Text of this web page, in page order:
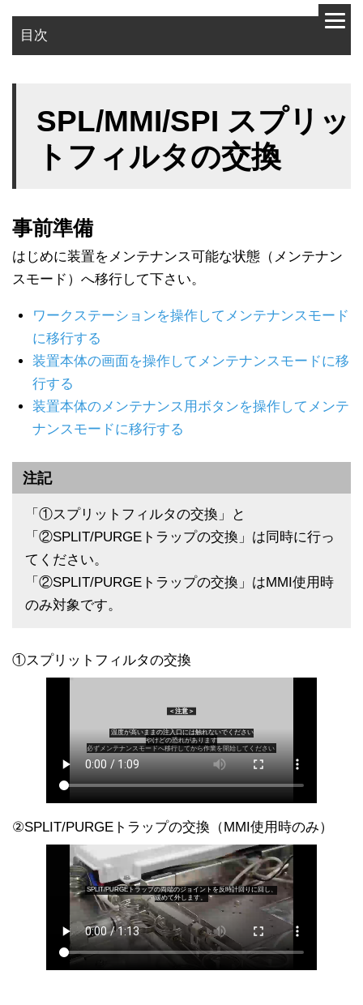
目次
使用部品
作業手順
SPL/MMI/SPI スプリッ
トフィルタの交換
事前準備
はじめに装置をメンテナンス可能な状態（メンテナン
スモード）へ移行して下さい。
ワークステーションを操作してメンテナンスモード
に移行する
装置本体の画面を操作してメンテナンスモードに移
行する
装置本体のメンテナンス用ボタンを操作してメンテ
ナンスモードに移行する
注記
「①スプリットフィルタの交換」と
「②SPLIT/PURGEトラップの交換」は同時に行っ
てください。
「②SPLIT/PURGEトラップの交換」はMMI使用時
のみ対象です。
①スプリットフィルタの交換
②SPLIT/PURGEトラップの交換（MMI使用時のみ）